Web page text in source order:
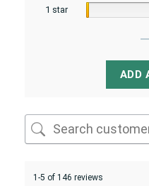
1 star
ADD
1-5 of 146 reviews